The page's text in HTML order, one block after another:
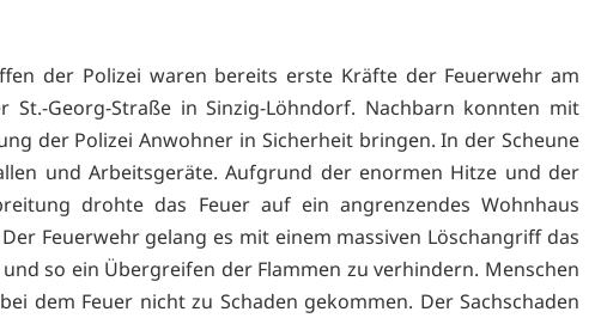
der Polizei waren bereits erste Kräfte der Feuerwehr am
St.-Georg-Straße in Sinzig-Löhndorf. Nachbarn konnten mit
der Polizei Anwohner in Sicherheit bringen. In der Scheune
und Arbeitsgeräte. Aufgrund der enormen Hitze und der
drohte das Feuer auf ein angrenzendes Wohnhaus
Feuerwehr gelang es mit einem massiven Löschangriff das
so ein Übergreifen der Flammen zu verhindern. Menschen
dem Feuer nicht zu Schaden gekommen. Der Sachschaden